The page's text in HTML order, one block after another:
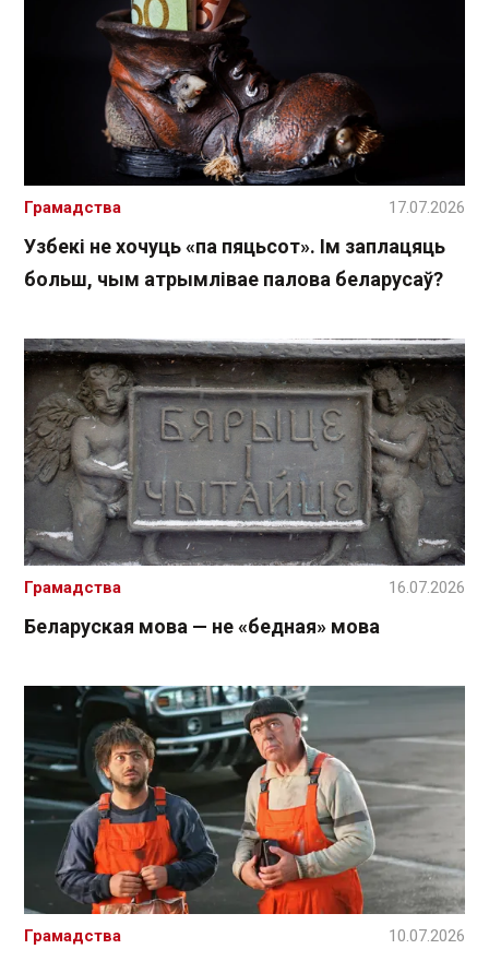
Узбекі не хочуць «па пяцьсот». Ім заплацяць
больш, чым атрымлівае палова беларусаў?
Грамадства 17.07.2026
Беларуская мова — не «бедная» мова
Грамадства 16.07.2026
Грамадства 10.07.2026